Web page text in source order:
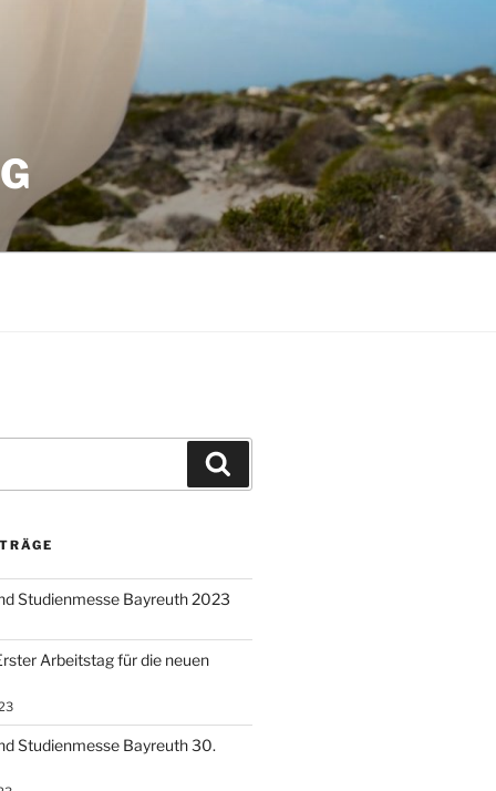
Studienmesse Bayreuth 2023
Arbeitstag für die neuen
Studienmesse Bayreuth 30.